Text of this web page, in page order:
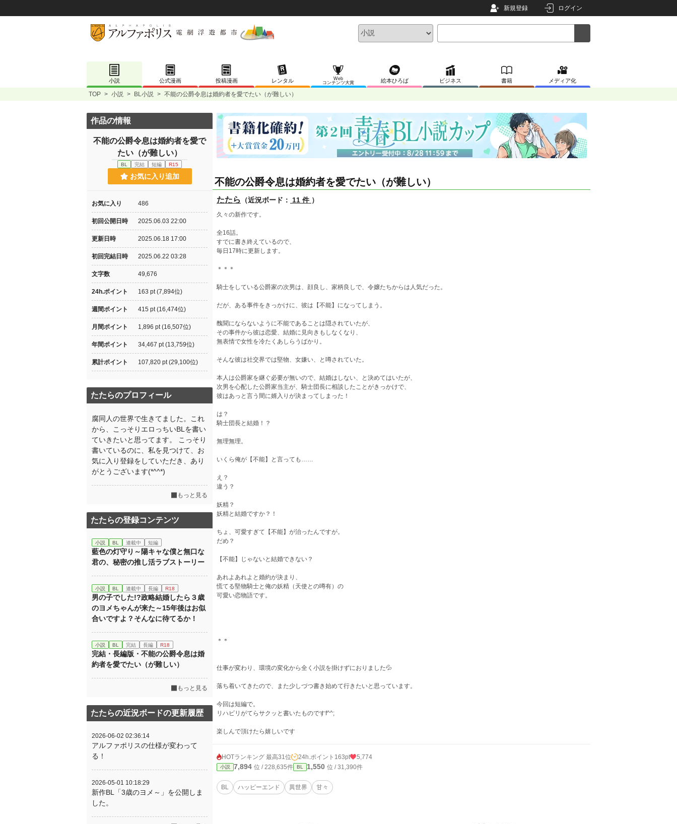
新規登録 ログイン
小説 公式漫画 投稿漫画 レンタル
Web
コンテンツ大賞
絵本ひろば ビジネス 書籍 メディア化
TOP > 小説 > BL小説 > 不能の公爵令息は婚約者を愛でたい（が難しい）
不能の公爵令息は婚約者を愛でたい（が難しい）
たたら （近況ボード： 11 件 ）
久々の新作です。
全16話。
すでに書き終えているので、
毎日17時に更新します。
＊＊＊
騎士をしている公爵家の次男は、顔良し、家柄良しで、令嬢たちからは人気だった。
だが、ある事件をきっかけに、彼は【不能】になってしまう。
醜聞にならないように不能であることは隠されていたが、
その事件から彼は恋愛、結婚に見向きもしなくなり、
無表情で女性を冷たくあしらうばかり。
そんな彼は社交界では堅物、女嫌い、と噂されていた。
本人は公爵家を継ぐ必要が無いので、結婚はしない、と決めてはいたが、
次男を心配した公爵家当主が、騎士団長に相談したことがきっかけで、
彼はあっと言う間に婿入りが決まってしまった！
は？
騎士団長と結婚！？
無理無理。
いくら俺が【不能】と言っても……
え？
違う？
妖精？
妖精と結婚ですか？！
ちょ、可愛すぎて【不能】が治ったんですが。
だめ？
【不能】じゃないと結婚できない？
あれよあれよと婚約が決まり、
慌てる堅物騎士と俺の妖精（天使との噂有）の
可愛い恋物語です。
＊＊
仕事が変わり、環境の変化から全く小説を掛けずにおりました💦
落ち着いてきたので、また少しづつ書き始めて行きたいと思っています。
今回は短編で。
リハビリがてらサクッと書いたものですf^^;
楽しんで頂けたら嬉しいです
HOTランキング 最高31位 24h.ポイント 163pt 5,774
小説 7,894 位 / 228,635件 BL 1,550 位 / 31,390件
BL ハッピーエンド 異世界 甘々
作品の情報
不能の公爵令息は婚約者を愛で
たい（が難しい）
BL 完結 短編 R15
お気に入り追加
お気に入り 486
初回公開日時 2025.06.03 22:00
更新日時 2025.06.18 17:00
初回完結日時 2025.06.22 03:28
文字数 49,676
24h.ポイント 163 pt (7,894位)
週間ポイント 415 pt (16,474位)
月間ポイント 1,896 pt (16,507位)
年間ポイント 34,467 pt (13,759位)
累計ポイント 107,820 pt (29,100位)
たたらのプロフィール
腐同人の世界で生きてました。これ
から、こっそりエロっちいBLを書い
ていきたいと思ってます。 こっそり
書いているのに、私を見つけて、お
気に入り登録をしていただき、あり
がとうございます(*^^*)
もっと見る
たたらの登録コンテンツ
小説 BL 連載中 短編
藍色の灯守り～陽キャな僕と無口な
君の、秘密の推し活ラブストーリー
小説 BL 連載中 長編 R18
男の子でした!?政略結婚したら３歳
のヨメちゃんが来た～15年後はお似
合いですよ？そんなに待てるか！
小説 BL 完結 長編 R18
完結・長編版・不能の公爵令息は婚
約者を愛でたい（が難しい）
もっと見る
たたらの近況ボードの更新履歴
2026-06-02 02:36:14
アルファポリスの仕様が変わって
る！
2026-05-01 10:18:29
新作BL「3歳のヨメ～」を公開しま
した。